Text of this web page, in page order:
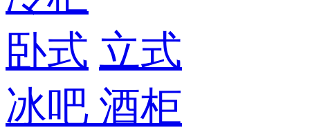
卧式 立式
冰吧 酒柜